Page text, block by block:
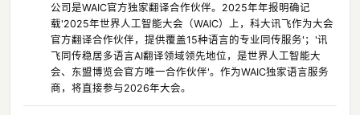
公司是WAIC官方独家翻译合作伙伴。2025年年报明确记
载'2025年世界人工智能大会（WAIC）上，科大讯飞作为大会
官方翻译合作伙伴，提供覆盖15种语言的专业同传服务'；'讯
飞同传稳居多语言AI翻译领域领先地位，是世界人工智能大
会、东盟博览会官方唯一合作伙伴'。作为WAIC独家语言服务
商，将直接参与2026年大会。